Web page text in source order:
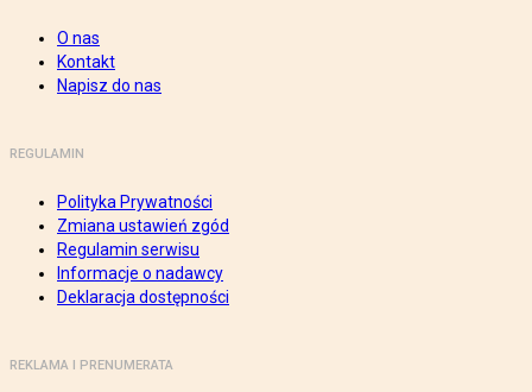
O nas
Kontakt
Napisz do nas
REGULAMIN
Polityka Prywatności
Zmiana ustawień zgód
Regulamin serwisu
Informacje o nadawcy
Deklaracja dostępności
REKLAMA I PRENUMERATA